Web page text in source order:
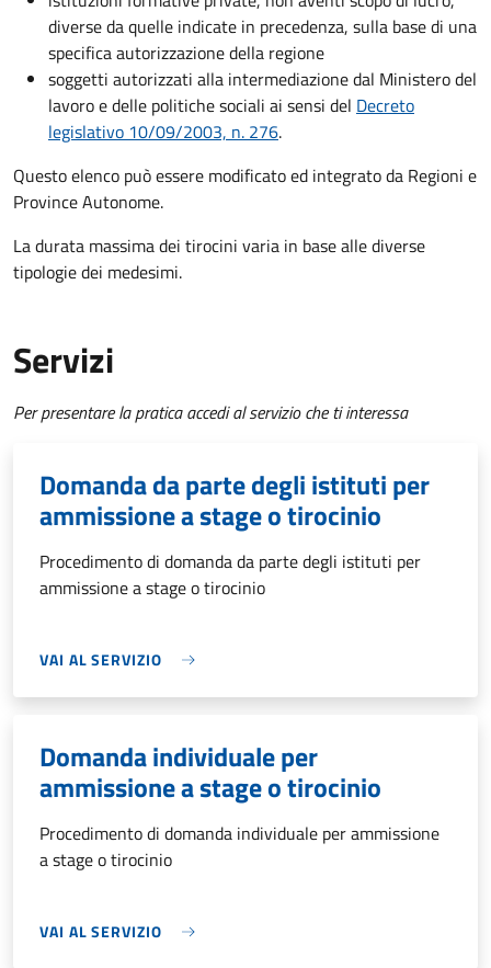
diverse da quelle indicate in precedenza, sulla base di una
specifica autorizzazione della regione
soggetti autorizzati alla intermediazione dal Ministero del
lavoro e delle politiche sociali ai sensi del Decreto
legislativo 10/09/2003, n. 276.
Questo elenco può essere modificato ed integrato da Regioni e
Province Autonome.
La durata massima dei tirocini varia in base alle diverse
tipologie dei medesimi.
Servizi
Per presentare la pratica accedi al servizio che ti interessa
Domanda da parte degli istituti per
ammissione a stage o tirocinio
Procedimento di domanda da parte degli istituti per
ammissione a stage o tirocinio
VAI AL SERVIZIO
Domanda individuale per
ammissione a stage o tirocinio
Procedimento di domanda individuale per ammissione
a stage o tirocinio
VAI AL SERVIZIO